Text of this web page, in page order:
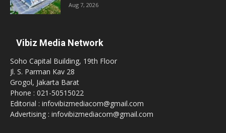
Aug 7, 2026
Vibiz Media Network
Soho Capital Building, 19th Floor
Jl. S. Parman Kav 28
Grogol, Jakarta Barat
Phone : 021-50515022
Editorial : infovibizmediacom@gmail.com
Advertising : infovibizmediacom@gmail.com